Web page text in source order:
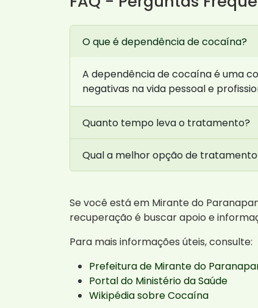
O que é dependência de cocaína?
A dependência de cocaína é uma
negativas na vida pessoal e
Quanto tempo leva o tratamento?
Qual a melhor opção de
Se você está em Mirante do
recuperação é buscar apoio e
Para mais informações úteis, consulte:
Prefeitura de Mirante do
Portal do Ministério da Saúde
Wikipédia sobre Cocaína